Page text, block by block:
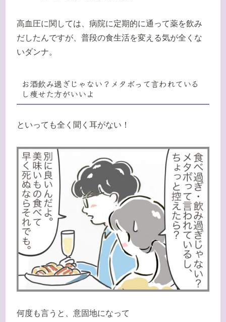
高血圧に関しては、病院に定期的に通って薬を飲み
だしたんですが、普段の食生活を変える気が全くな
いダンナ。
お酒飲み過ぎじゃない？メタボって言われている
し痩せた方がいいよ
といっても全く聞く耳がない！
何度も言うと、意固地になって